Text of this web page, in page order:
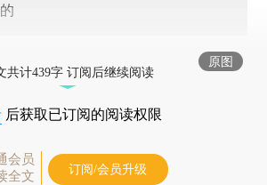
原图
共计439字 订阅后继续阅读
后获取已订阅的阅读权限
会员
全文
订阅/会员升级